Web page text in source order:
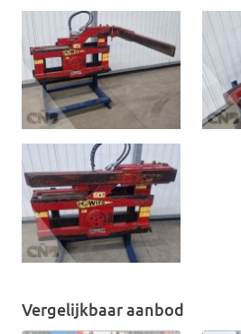
Vergelijkbaar aanbod